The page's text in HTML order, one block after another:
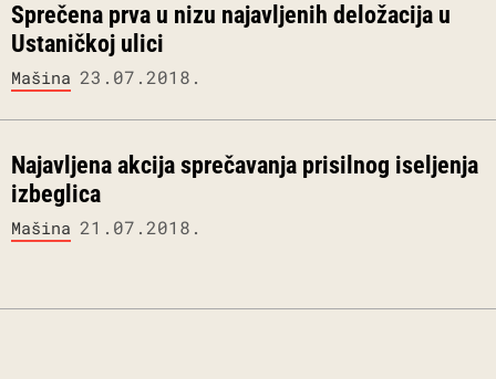
Sprečena prva u nizu najavljenih deložacija u
Ustaničkoj ulici
Mašina 23.07.2018.
Najavljena akcija sprečavanja prisilnog iseljenja
izbeglica
Mašina 21.07.2018.